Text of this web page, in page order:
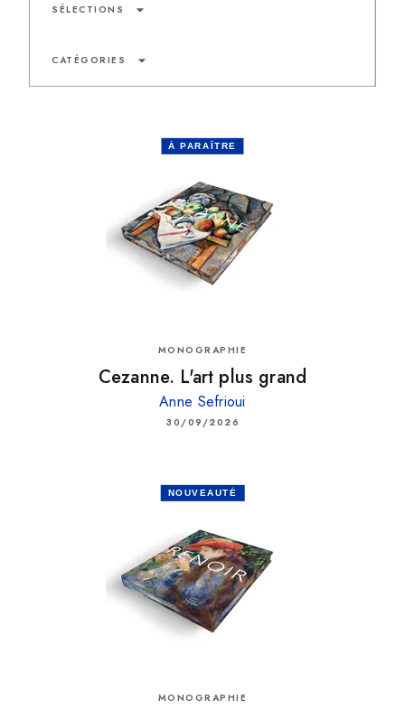
SÉLECTIONS arrow_drop_down
CATÉGORIES arrow_drop_down
À PARAÎTRE
MONOGRAPHIE
Cezanne. L'art plus grand
Anne Sefrioui
30/09/2026
NOUVEAUTÉ
MONOGRAPHIE